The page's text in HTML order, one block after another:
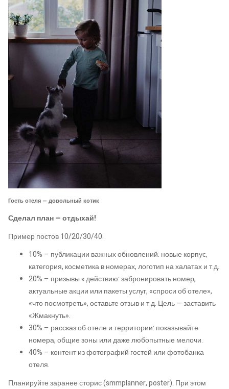
Гость отеля — довольный котик
Сделал план — отдыхай!
Пример постов 10/20/30/40:
10% – публикации важных обновлений: новые корпус,
категория, косметика в номерах, логотип на халатах и т.д.
20% – призывы к действию: забронировать номер,
актуальные акции или пакеты услуг, «спроси об отеле»,
«что посмотреть», оставьте отзыв и т.д. Цель — заставить
«Жмакнуть».
30% – рассказ об отеле и территории: показывайте
номера, общие зоны или даже любопытные мелочи.
40% – контент из фотографий гостей или фотобанка
отеля.
Планируйте заранее сторис (smmplanner, poster). При этом